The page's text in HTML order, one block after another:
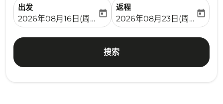
出发
fc-booking-departure-date-aria-label
2026年08月16日(周日)
today
返程
fc-booking-return-date-
2026年08月23日(周日)
today
搜索